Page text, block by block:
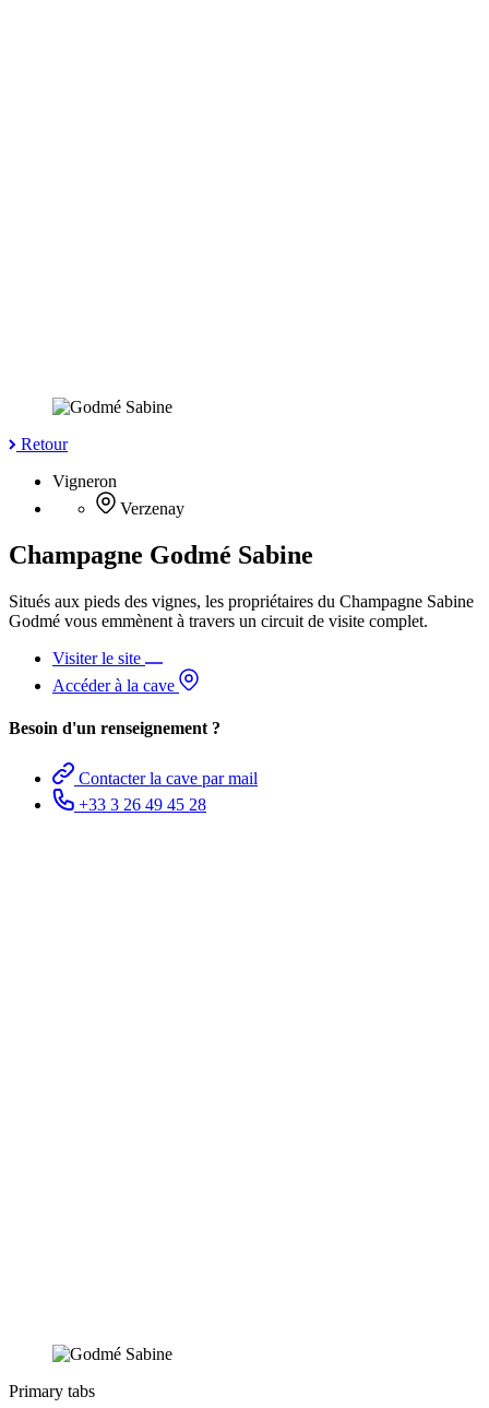
Retour
Vigneron
Verzenay
Champagne Godmé Sabine
Situés aux pieds des vignes, les propriétaires du Champagne Sabine
Godmé vous emmènent à travers un circuit de visite complet.
Visiter le site
Accéder à la cave
Besoin d'un renseignement ?
Contacter la cave par mail
+33 3 26 49 45 28
Primary tabs